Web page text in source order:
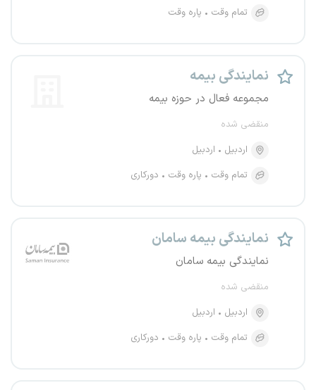
تمام وقت پاره وقت
نمایندگی بیمه
مجموعه فعال در حوزه بیمه
منقضی شده
اردبیل
اردبیل
تمام وقت
پاره وقت دورکاری
نمایندگی بیمه سامان
نمایندگی بیمه سامان
منقضی شده
اردبیل
اردبیل
تمام وقت
پاره وقت دورکاری